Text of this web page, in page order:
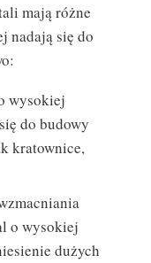
mają różne
nadają się do
wysokiej
do budowy
kratownice,
o wysokiej
dużych